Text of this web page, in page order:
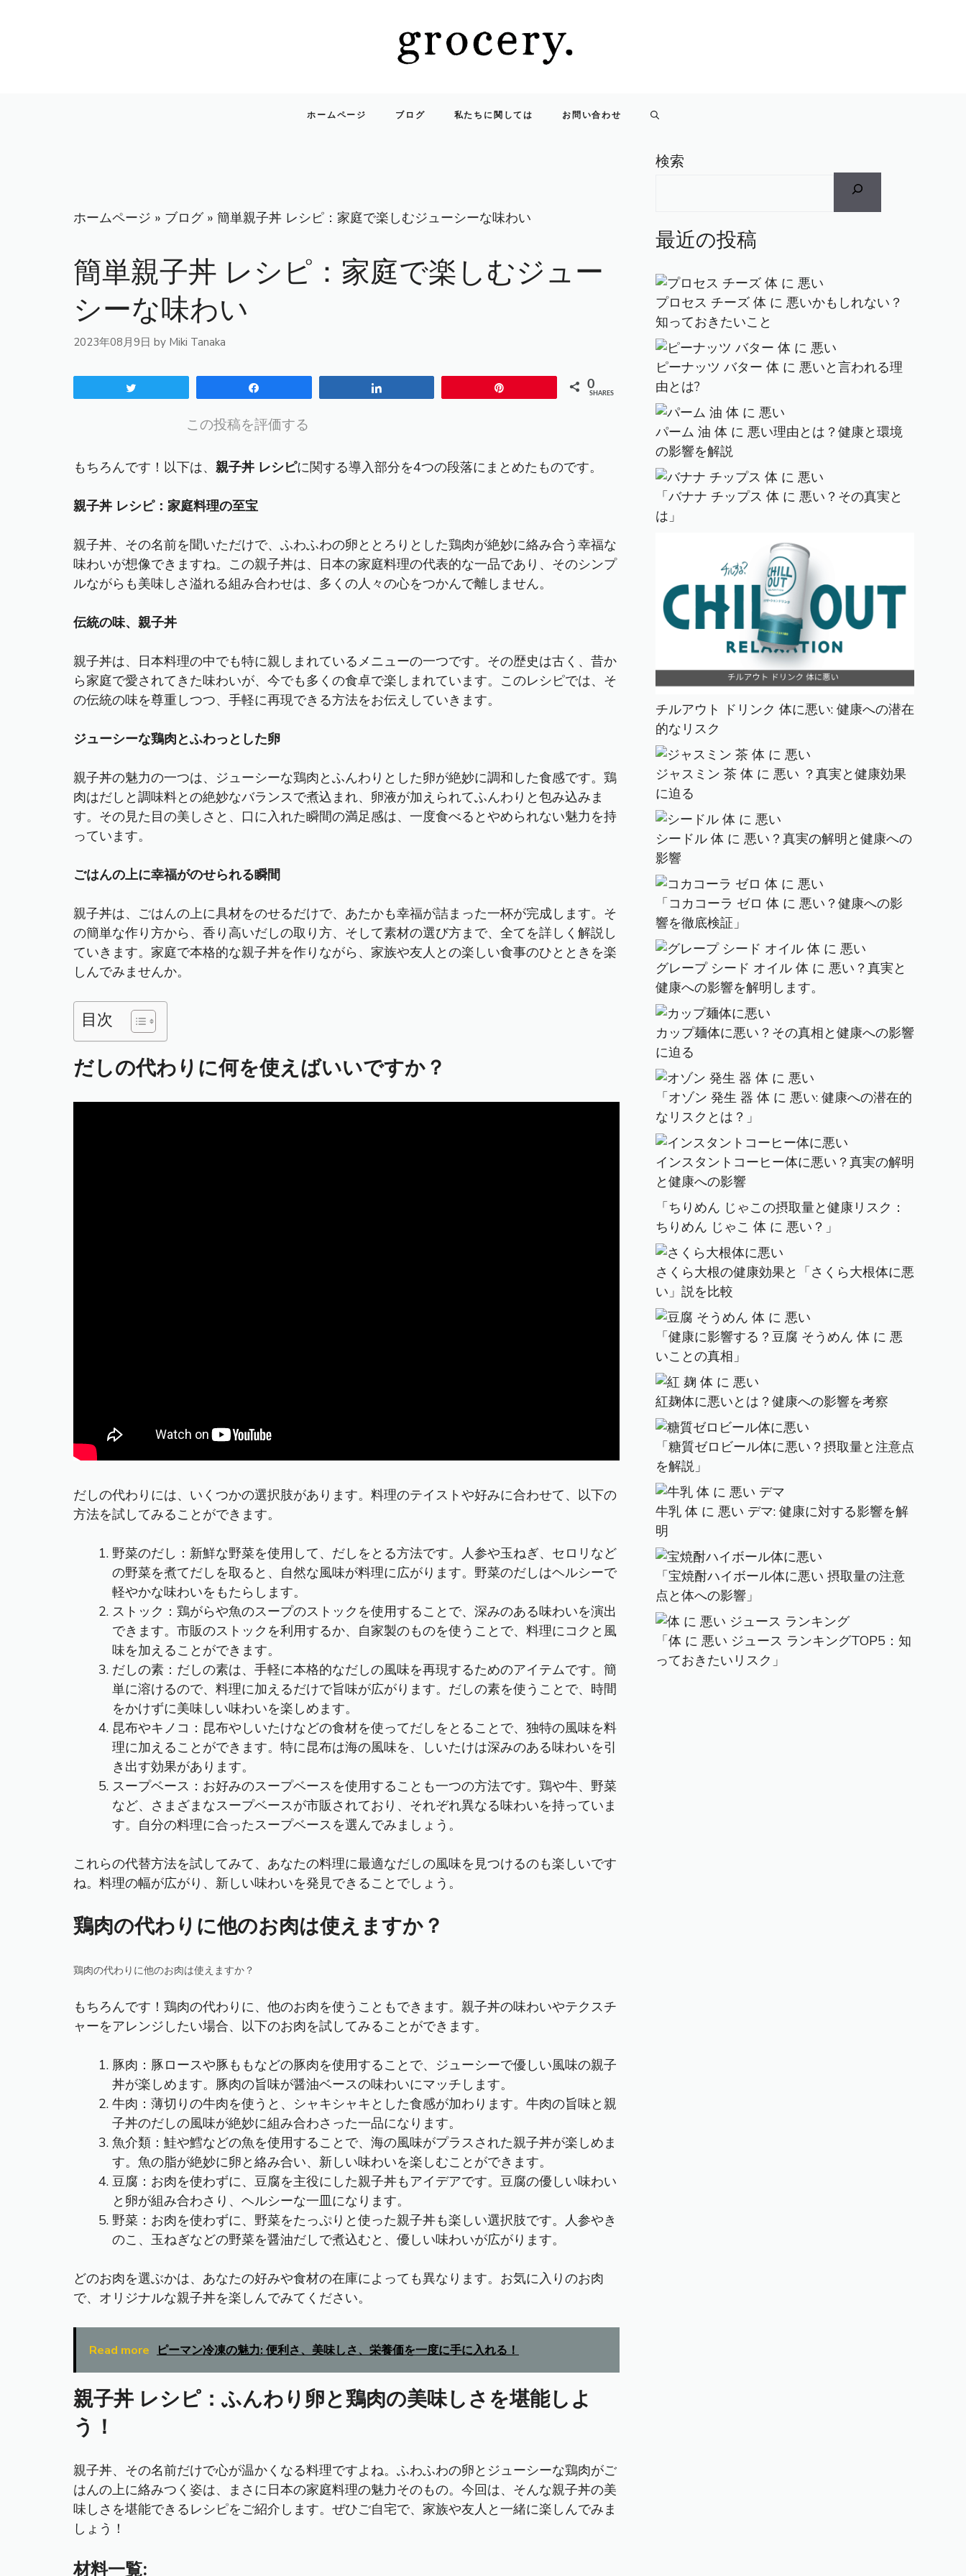
ホームページ ブログ 私たちに関しては お問い合わせ
ホームページ » ブログ» 簡単親子丼 レシピ：家庭で楽しむジューシーな味わい
簡単親子丼 レシピ：家庭で楽しむジュー
シーな味わい
2023年08月9日 by Miki Tanaka
0
SHARES
この投稿を評価する
もちろんです！以下は、 親子丼 レシピに関する導入部分を4つの段落にまとめたものです。
親子丼 レシピ：家庭料理の至宝
親子丼、その名前を聞いただけで、ふわふわの卵ととろりとした鶏肉が絶妙に絡み合う幸福な
味わいが想像できますね。この親子丼は、日本の家庭料理の代表的な一品であり、そのシンプ
ルながらも美味しさ溢れる組み合わせは、多くの人々の心をつかんで離しません。
伝統の味、親子丼
親子丼は、日本料理の中でも特に親しまれているメニューの一つです。その歴史は古く、昔か
ら家庭で愛されてきた味わいが、今でも多くの食卓で楽しまれています。このレシピでは、そ
の伝統の味を尊重しつつ、手軽に再現できる方法をお伝えしていきます。
ジューシーな鶏肉とふわっとした卵
親子丼の魅力の一つは、ジューシーな鶏肉とふんわりとした卵が絶妙に調和した食感です。鶏
肉はだしと調味料との絶妙なバランスで煮込まれ、卵液が加えられてふんわりと包み込みま
す。その見た目の美しさと、口に入れた瞬間の満足感は、一度食べるとやめられない魅力を持
っています。
ごはんの上に幸福がのせられる瞬間
親子丼は、ごはんの上に具材をのせるだけで、あたかも幸福が詰まった一杯が完成します。そ
の簡単な作り方から、香り高いだしの取り方、そして素材の選び方まで、全てを詳しく解説し
ていきます。家庭で本格的な親子丼を作りながら、家族や友人との楽しい食事のひとときを楽
しんでみませんか。
目次
だしの代わりに何を使えばいいですか？
だしの代わりには、いくつかの選択肢があります。料理のテイストや好みに合わせて、以下の
方法を試してみることができます。
野菜のだし：新鮮な野菜を使用して、だしをとる方法です。人参や玉ねぎ、セロリなど
の野菜を煮てだしを取ると、自然な風味が料理に広がります。野菜のだしはヘルシーで
軽やかな味わいをもたらします。
ストック：鶏がらや魚のスープのストックを使用することで、深みのある味わいを演出
できます。市販のストックを利用するか、自家製のものを使うことで、料理にコクと風
味を加えることができます。
だしの素：だしの素は、手軽に本格的なだしの風味を再現するためのアイテムです。簡
単に溶けるので、料理に加えるだけで旨味が広がります。だしの素を使うことで、時間
をかけずに美味しい味わいを楽しめます。
昆布やキノコ：昆布やしいたけなどの食材を使ってだしをとることで、独特の風味を料
理に加えることができます。特に昆布は海の風味を、しいたけは深みのある味わいを引
き出す効果があります。
スープベース：お好みのスープベースを使用することも一つの方法です。鶏や牛、野菜
など、さまざまなスープベースが市販されており、それぞれ異なる味わいを持っていま
す。自分の料理に合ったスープベースを選んでみましょう。
これらの代替方法を試してみて、あなたの料理に最適なだしの風味を見つけるのも楽しいです
ね。料理の幅が広がり、新しい味わいを発見できることでしょう。
鶏肉の代わりに他のお肉は使えますか？
鶏肉の代わりに他のお肉は使えますか？
もちろんです！鶏肉の代わりに、他のお肉を使うこともできます。親子丼の味わいやテクスチ
ャーをアレンジしたい場合、以下のお肉を試してみることができます。
豚肉：豚ロースや豚ももなどの豚肉を使用することで、ジューシーで優しい風味の親子
丼が楽しめます。豚肉の旨味が醤油ベースの味わいにマッチします。
牛肉：薄切りの牛肉を使うと、シャキシャキとした食感が加わります。牛肉の旨味と親
子丼のだしの風味が絶妙に組み合わさった一品になります。
魚介類：鮭や鱈などの魚を使用することで、海の風味がプラスされた親子丼が楽しめま
す。魚の脂が絶妙に卵と絡み合い、新しい味わいを楽しむことができます。
豆腐：お肉を使わずに、豆腐を主役にした親子丼もアイデアです。豆腐の優しい味わい
と卵が組み合わさり、ヘルシーな一皿になります。
野菜：お肉を使わずに、野菜をたっぷりと使った親子丼も楽しい選択肢です。人参やき
のこ、玉ねぎなどの野菜を醤油だしで煮込むと、優しい味わいが広がります。
どのお肉を選ぶかは、あなたの好みや食材の在庫によっても異なります。お気に入りのお肉
で、オリジナルな親子丼を楽しんでみてください。
Read more ピーマン冷凍の魅力: 便利さ、美味しさ、栄養価を一度に手に入れる！
親子丼 レシピ：ふんわり卵と鶏肉の美味しさを堪能しよ
う！
親子丼、その名前だけで心が温かくなる料理ですよね。ふわふわの卵とジューシーな鶏肉がご
はんの上に絡みつく姿は、まさに日本の家庭料理の魅力そのもの。今回は、そんな親子丼の美
味しさを堪能できるレシピをご紹介します。ぜひご自宅で、家族や友人と一緒に楽しんでみま
しょう！
材料一覧:
検索
最近の投稿
プロセス チーズ 体 に 悪いかもしれない？
知っておきたいこと
ピーナッツ バター 体 に 悪いと言われる理
由とは?
パーム 油 体 に 悪い理由とは？健康と環境
の影響を解説
「バナナ チップス 体 に 悪い？その真実と
は」
チルアウト ドリンク 体に悪い: 健康への潜在
的なリスク
ジャスミン 茶 体 に 悪い ？真実と健康効果
に迫る
シードル 体 に 悪い？真実の解明と健康への
影響
「コカコーラ ゼロ 体 に 悪い？健康への影
響を徹底検証」
グレープ シード オイル 体 に 悪い？真実と
健康への影響を解明します。
カップ麺体に悪い？その真相と健康への影響
に迫る
「オゾン 発生 器 体 に 悪い: 健康への潜在的
なリスクとは？」
インスタントコーヒー体に悪い？真実の解明
と健康への影響
「ちりめん じゃこの摂取量と健康リスク：
ちりめん じゃこ 体 に 悪い？」
さくら大根の健康効果と「さくら大根体に悪
い」説を比較
「健康に影響する？豆腐 そうめん 体 に 悪
いことの真相」
紅麹体に悪いとは？健康への影響を考察
「糖質ゼロビール体に悪い？摂取量と注意点
を解説」
牛乳 体 に 悪い デマ: 健康に対する影響を解
明
「宝焼酎ハイボール体に悪い 摂取量の注意
点と体への影響」
「体 に 悪い ジュース ランキングTOP5：知
っておきたいリスク」